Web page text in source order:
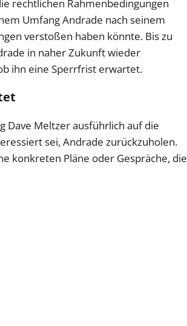
rechtlichen Rahmenbedingungen
Umfang Andrade nach seinem
verstoßen haben könnte. Bis zu
in naher Zukunft wieder
ihn eine Sperrfrist erwartet.
Dave Meltzer ausführlich auf die
sei, Andrade zurückzuholen.
konkreten Pläne oder Gespräche, die